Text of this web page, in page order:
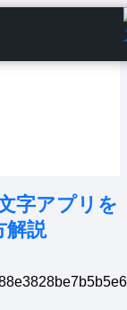
字アプリを
解説